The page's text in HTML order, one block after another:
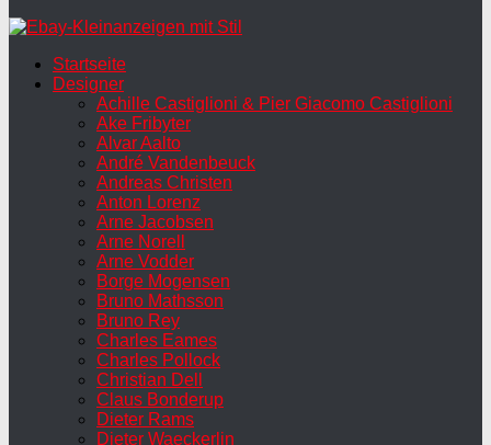
Startseite
Designer
Achille Castiglioni & Pier Giacomo Castiglioni
Ake Fribyter
Alvar Aalto
André Vandenbeuck
Andreas Christen
Anton Lorenz
Arne Jacobsen
Arne Norell
Arne Vodder
Borge Mogensen
Bruno Mathsson
Bruno Rey
Charles Eames
Charles Pollock
Christian Dell
Claus Bonderup
Dieter Rams
Dieter Waeckerlin